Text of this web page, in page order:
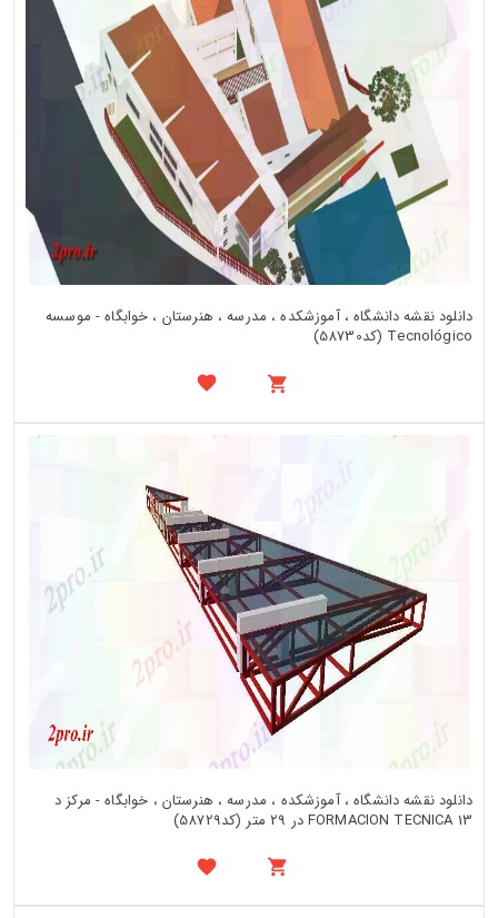
دانلود نقشه دانشگاه ، آموزشکده ، مدرسه ، هنرستان ، خوابگاه - موسسه
Tecnológico (کد58730)
دانلود نقشه دانشگاه ، آموزشکده ، مدرسه ، هنرستان ، خوابگاه - مرکز د
FORMACION TECNICA 13 در 29 متر (کد58729)